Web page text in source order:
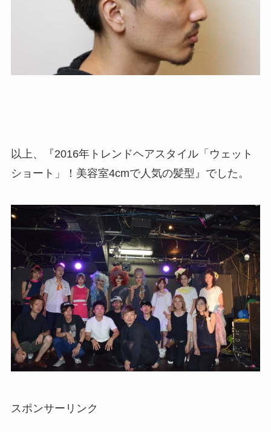
以上、『2016年トレンドヘアスタイル「ウェット
ショート」！美容室4cmで人気の髪型』でした。
スポンサーリンク